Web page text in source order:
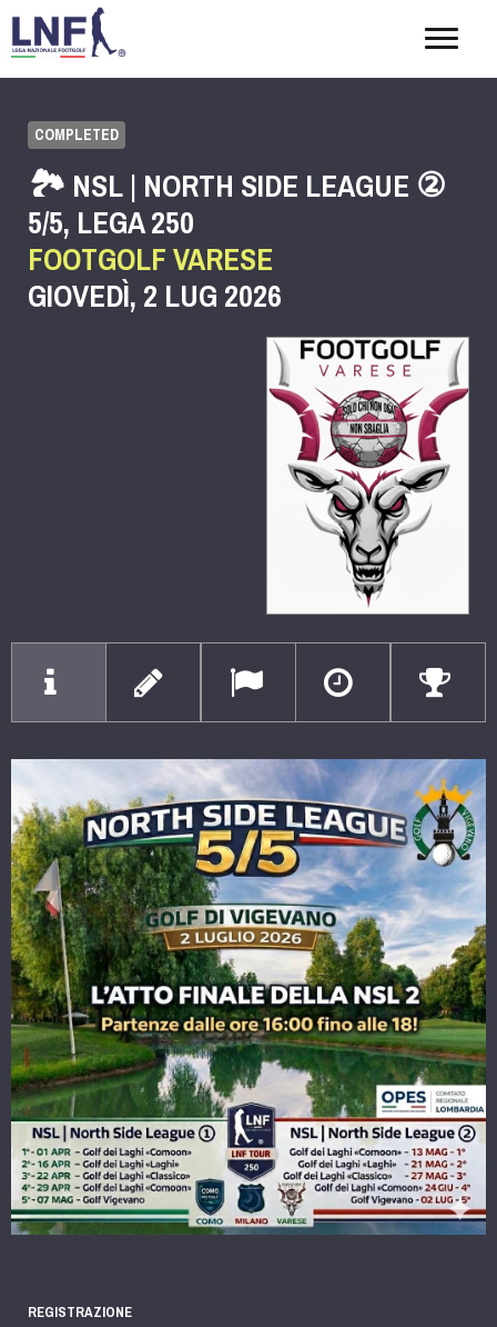
COMPLETED
🏞️ NSL | NORTH SIDE LEAGUE ②
5/5, LEGA 250
FOOTGOLF VARESE
GIOVEDÌ, 2 LUG 2026
REGISTRAZIONE